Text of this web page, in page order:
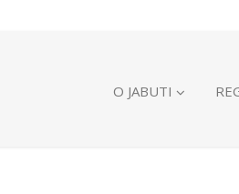
O JABUTI